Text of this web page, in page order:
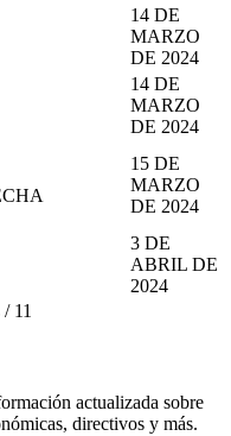
14 DE
MARZO
DE 2024
14 DE
MARZO
DE 2024
15 DE
MARZO
DE 2024
3 DE
ABRIL DE
2024
/ 11
actualizada sobre
directivos y más.